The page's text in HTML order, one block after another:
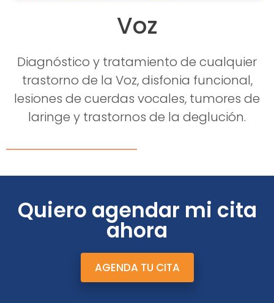
Voz
Diagnóstico y tratamiento de cualquier
trastorno de la Voz, disfonia funcional,
lesiones de cuerdas vocales, tumores de
laringe y trastornos de la deglución.
Quiero agendar mi cita
ahora
AGENDA TU CITA